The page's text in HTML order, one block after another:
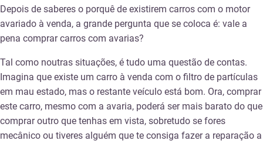
Depois de saberes o porquê de existirem carros com o motor
avariado à venda, a grande pergunta que se coloca é: vale a
pena comprar carros com avarias?
Tal como noutras situações, é tudo uma questão de contas.
Imagina que existe um carro à venda com o filtro de partículas
em mau estado, mas o restante veículo está bom. Ora, comprar
este carro, mesmo com a avaria, poderá ser mais barato do que
comprar outro que tenhas em vista, sobretudo se fores
mecânico ou tiveres alguém que te consiga fazer a reparação a